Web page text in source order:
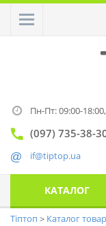
Пн-Пт: 09:00-18:00,
(097) 735-38-
if@tiptop.ua
КАТАЛОГ
Тіптоп Каталог